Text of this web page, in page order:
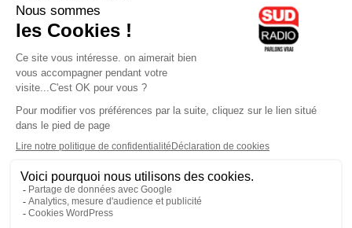
lyoncapitale.fr
olympique-et-lyonnais.com
L'application Iphone / Android
Téléchargez l'application
Les cookies
Gestion des cookies
Crédit photos : ©Sud Radio / Pierre Olivier